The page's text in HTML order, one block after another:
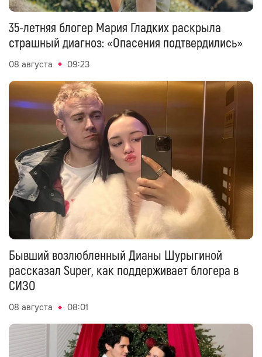
35-летняя блогер Мария Гладких раскрыла
страшный диагноз: «Опасения подтвердились»
08 августа 09:23
Бывший возлюбленный Дианы Шурыгиной
рассказал Super, как поддерживает блогера в
СИЗО
08 августа 08:01